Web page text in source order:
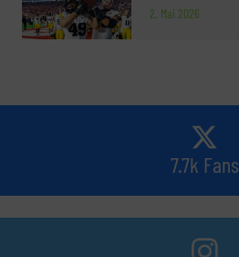
2. Mai 2026
7.7k Fans